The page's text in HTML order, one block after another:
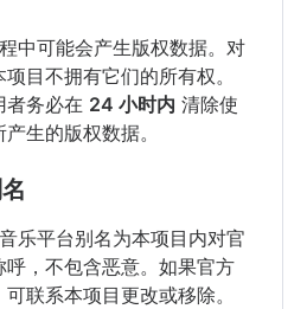
中可能会产生版权数据。对
目不拥有它们的所有权。
者务必在 24 小时内 清除使
生的版权数据。
乐平台别名为本项目内对官
，不包含恶意。如果官方
联系本项目更改或移除。